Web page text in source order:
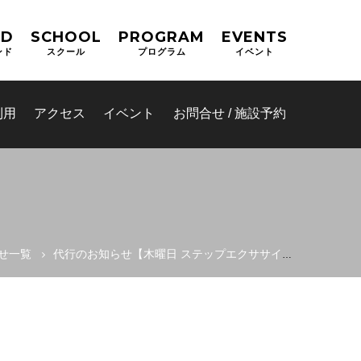
ド
SCHOOL
スクール
PROGRAM
プログラム
EVENTS
イベント
アクセス イベント お問合せ / 施設予約
ム(OPAS)
一覧